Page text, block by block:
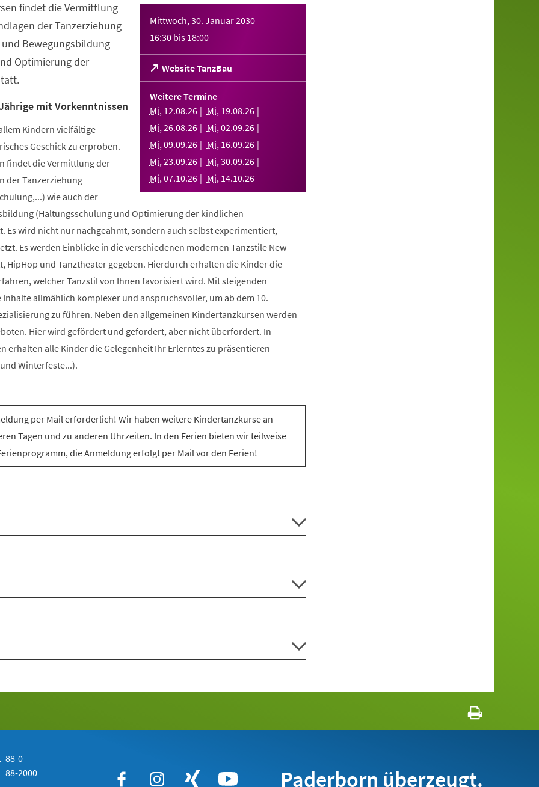
Mittwoch, 30. Januar 2030
16:30 bis 18:00
Website TanzBau
(Öffnet
in
einem
neuen
Tab)
Weitere Termine
Mi, 12.08.26 Mi, 19.08.26
Mi,26.08.26 Mi,02.09.26
Mi,09.09.26 Mi, 16.09.26
Mi,23.09.26 Mi,30.09.26
Mi,07.10.26 Mi, 14.10.26
findet die Vermittlung
der Tanzerziehung
Bewegungsbildung
Optimierung der
mit Vorkenntnissen
Kindern vielfältige
Geschick zu erproben.
findet die Vermittlung der
der Tanzerziehung
wie auch der
(Haltungsschulung und Optimierung der kindlichen
Es wird nicht nur nachgeahmt, sondern auch selbst experimentiert,
Es werden Einblicke in die verschiedenen modernen Tanzstile New
HipHop und Tanztheater gegeben. Hierdurch erhalten die Kinder die
welcher Tanzstil von Ihnen favorisiert wird. Mit steigenden
allmählich komplexer und anspruchsvoller, um ab dem 10.
zu führen. Neben den allgemeinen Kindertanzkursen werden
Hier wird gefördert und gefordert, aber nicht überfordert. In
erhalten alle Kinder die Gelegenheit Ihr Erlerntes zu präsentieren
Winterfeste...).
per Mail erforderlich! Wir haben weitere Kindertanzkurse an
Tagen und zu anderen Uhrzeiten. In den Ferien bieten wir teilweise
die Anmeldung erfolgt per Mail vor den Ferien!
88-0
88-2000 Paderborn überzeugt.